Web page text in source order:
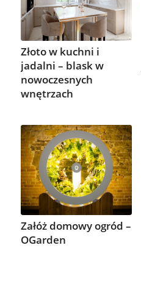
Złoto w kuchni i
jadalni – blask w
nowoczesnych
wnętrzach
Załóż domowy ogród –
OGarden